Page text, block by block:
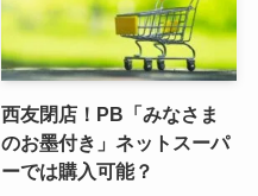
西友閉店！PB「みなさま
のお墨付き」ネットスーパ
ーでは購入可能？